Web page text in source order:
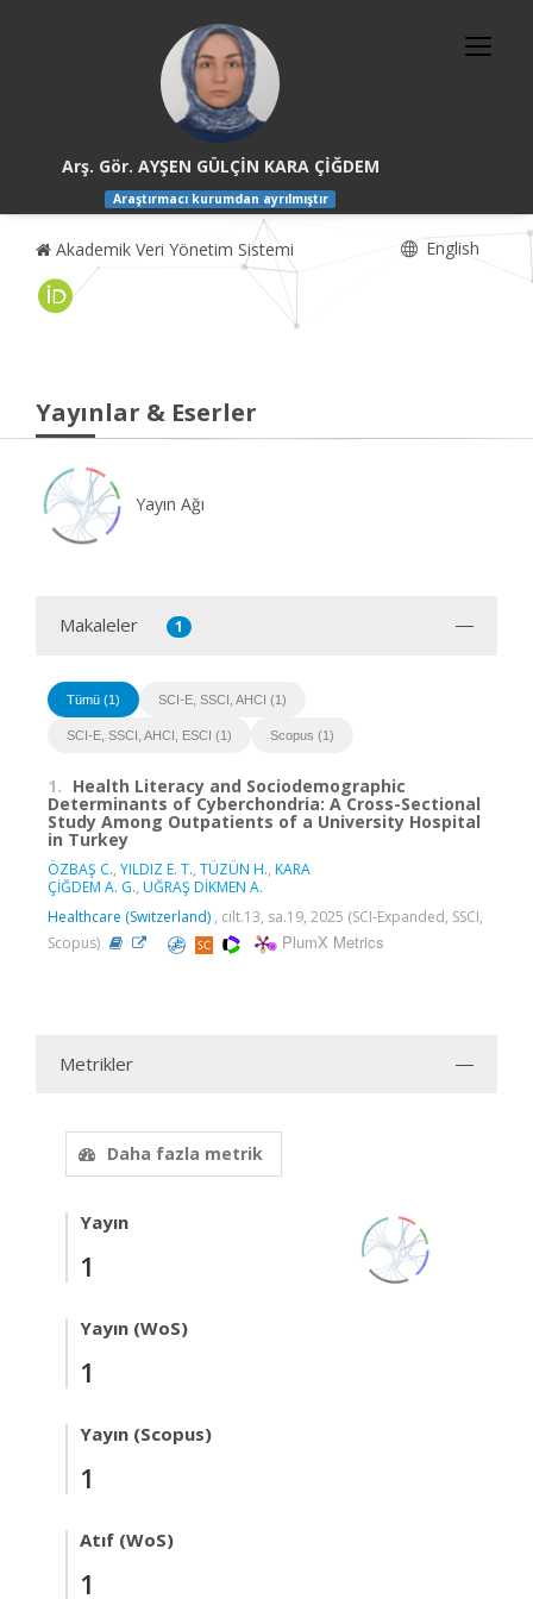
Arş. Gör. AYŞEN GÜLÇİN KARA ÇİĞDEM
Araştırmacı kurumdan ayrılmıştır
Akademik Veri Yönetim Sistemi English
Yayınlar & Eserler
Yayın Ağı
Makaleler 1
Tümü (1) SCI-E, SSCI, AHCI (1)
SCI-E, SSCI, AHCI, ESCI (1) Scopus (1)
1. Health Literacy and Sociodemographic
Determinants of Cyberchondria: A Cross-Sectional
Study Among Outpatients of a University Hospital
in Turkey
ÖZBAŞ C., YILDIZ E. T., TÜZÜN H., KARA
ÇİĞDEM A. G., UĞRAŞ DİKMEN A.
Healthcare (Switzerland) , cilt.13, sa.19, 2025 (SCI-Expanded, SSCI,
Scopus)
PlumX Metrics
Metrikler
Daha fazla metrik
Yayın
1
Yayın (WoS)
1
Yayın (Scopus)
1
Atıf (WoS)
1